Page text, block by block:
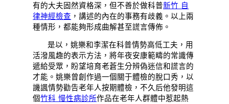
有的大夫固然資格深，但不善於做科普新竹 自
律神經檢查 ，講述的內在的事務有歧義。以上兩
種情形，都能夠形成曲解甚至謊言傳佈。
是以，姚樂和李潔在科普情勢高低工夫，用
活潑風趣的表示方法，將年夜安康範疇的常識傳
遞給受眾，盼望培育老蒼生分辨偽迷信和謊言的
才能。姚樂曾創作過一個關于體檢的脫口秀，以
譏諷情勢勸告老年人按期體檢，不久后他發明這
個竹科 慢性病診所作品在老年人群體中惹起熱